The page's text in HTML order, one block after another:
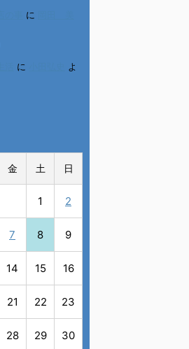
に
に
よ
金 土 日
1 2
7 8 9
14 15 16
21 22 23
28 29 30